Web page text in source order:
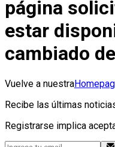
página
estar
cambiado
Vuelve a nuestra
Recibe las últimas
Registrarse implica